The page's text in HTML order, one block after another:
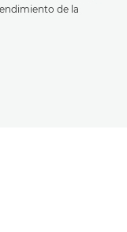
de la